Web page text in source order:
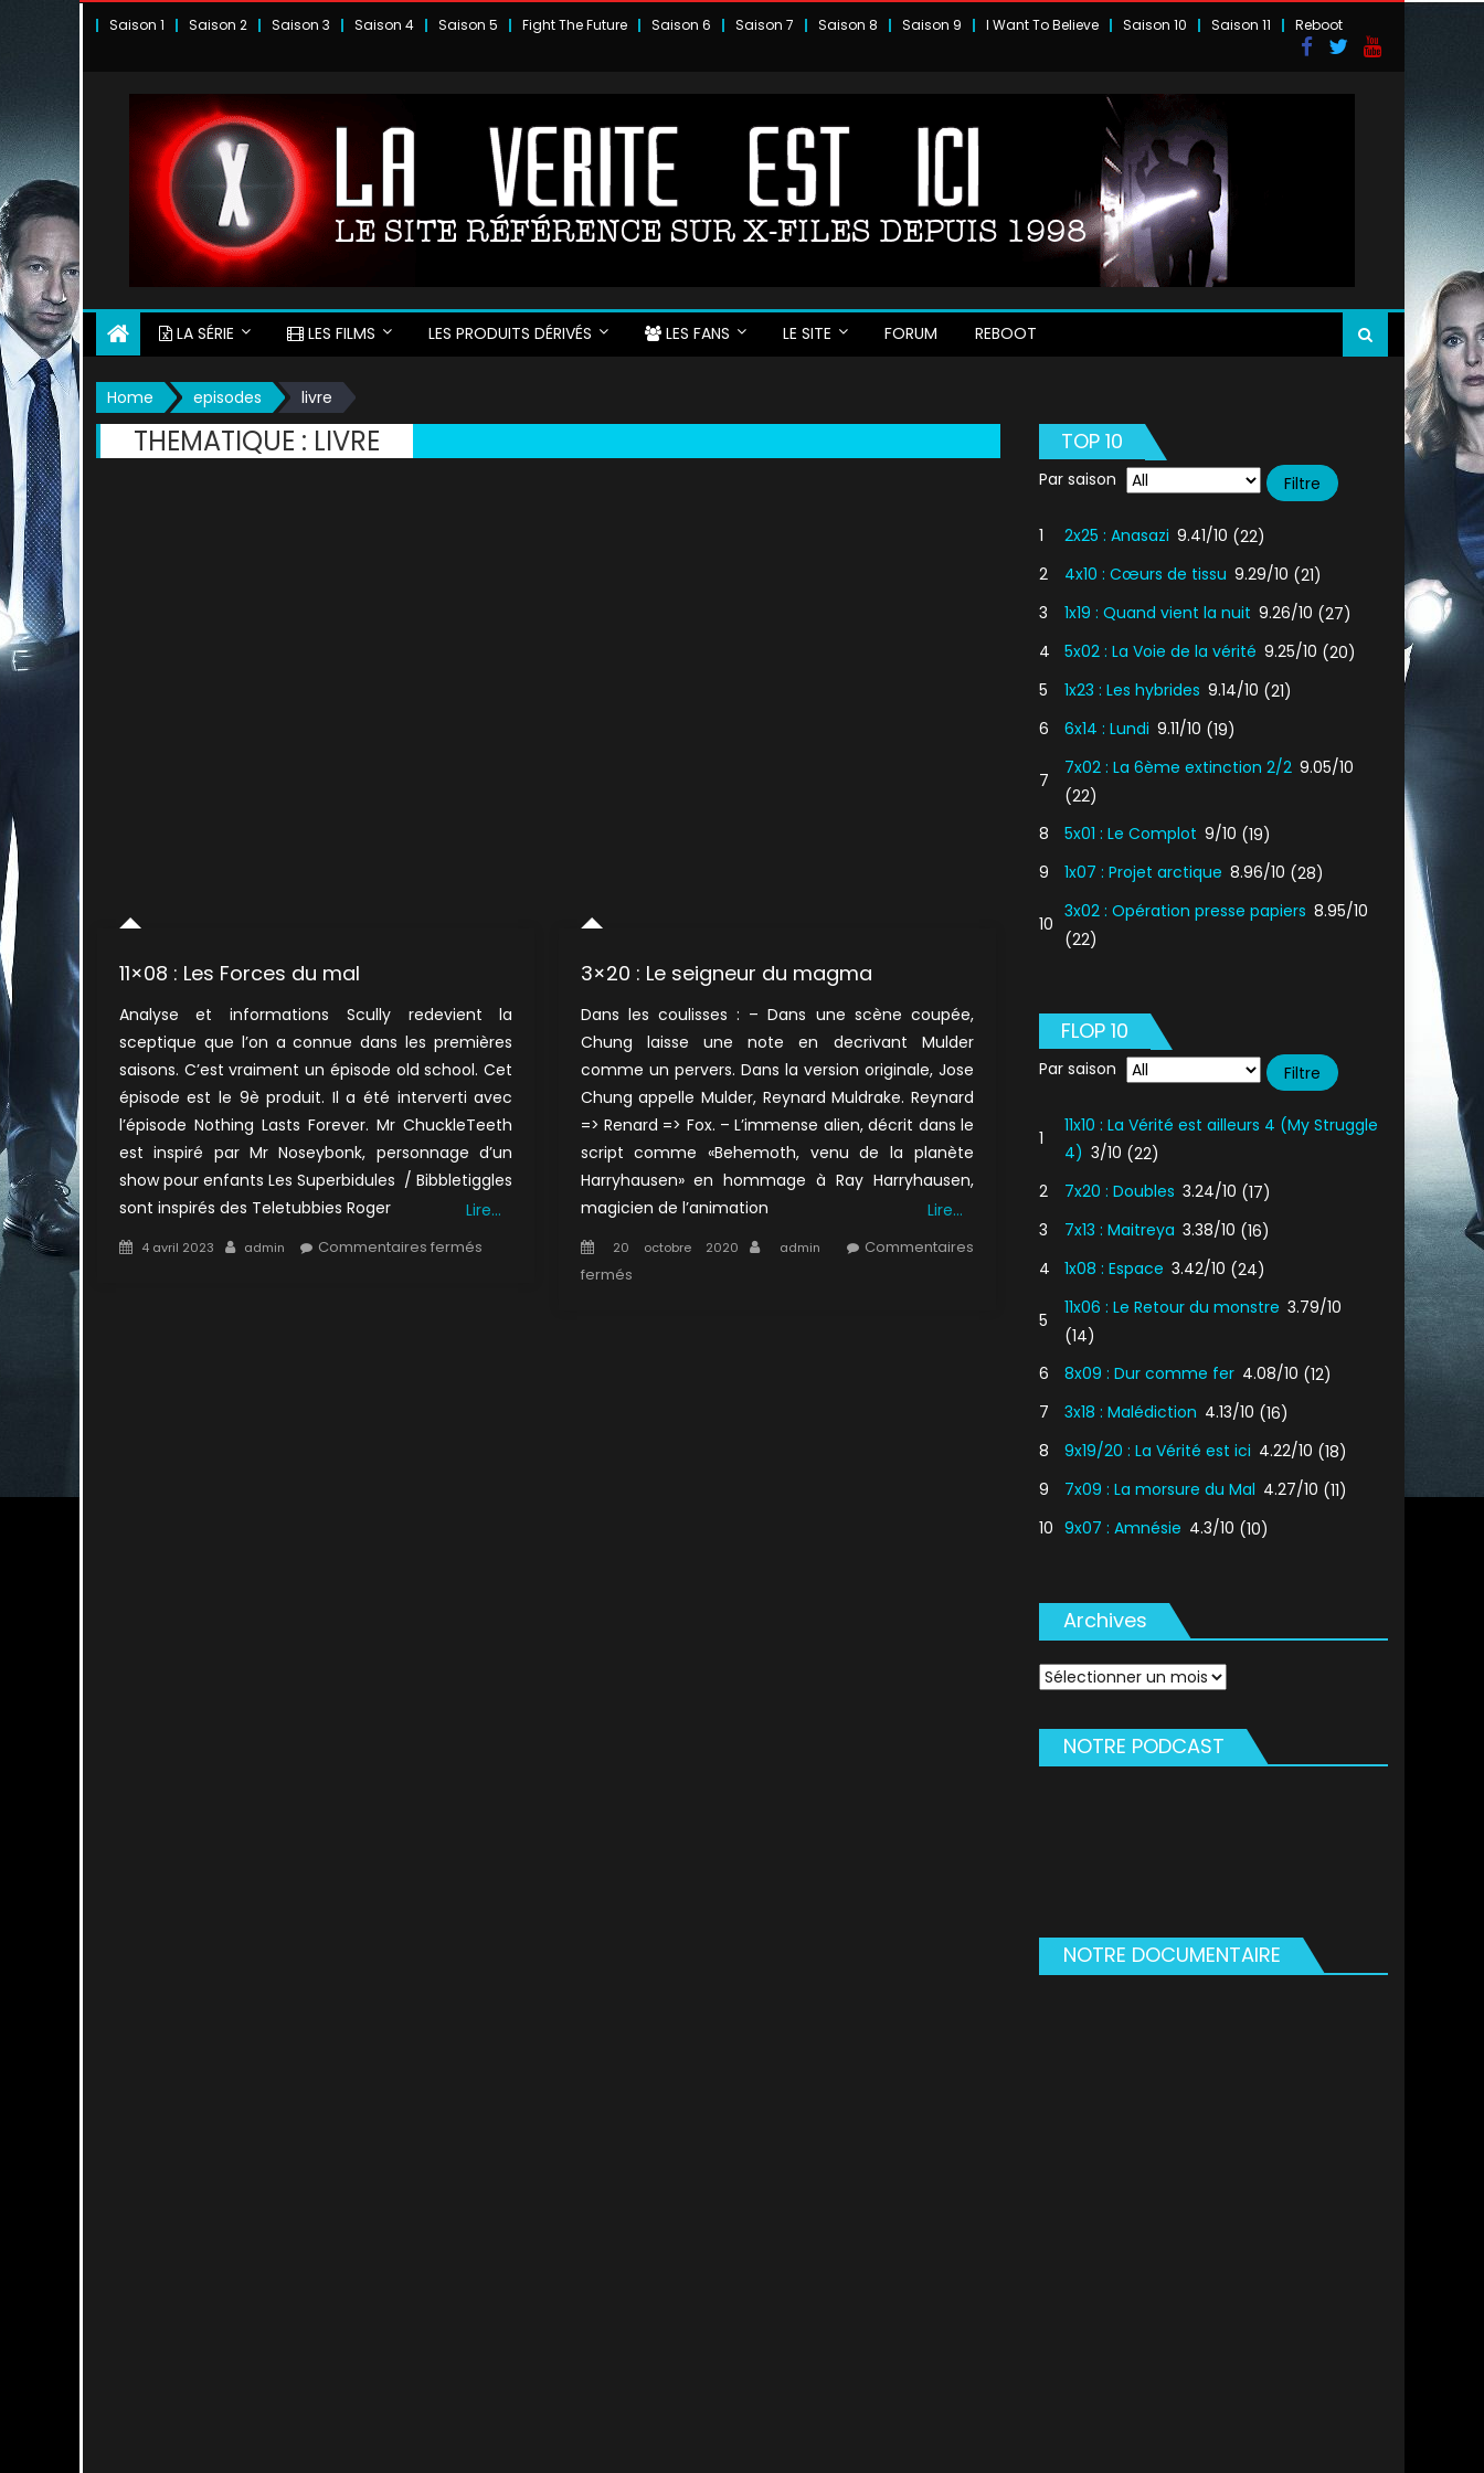
Saison 1 Saison 2 Saison 3 Saison 4 Saison 5 Fight The Future Saison 6 Saison 7 Saison 8 Saison 9 I Want To Believe Saison 10 Saison 11 Reboot
LA SÉRIE LES FILMS LES PRODUITS DÉRIVÉS LES FANS LE SITE FORUM REBOOT
Home episodes livre
THEMATIQUE : LIVRE
11×08 : Les Forces du mal
Analyse et informations Scully redevient la
sceptique que l’on a connue dans les premières
saisons. C’est vraiment un épisode old school. Cet
épisode est le 9è produit. Il a été interverti avec
l’épisode Nothing Lasts Forever. Mr ChuckleTeeth
est inspiré par Mr Noseybonk, personnage d’un
show pour enfants Les Superbidules / Bibbletiggles
sont inspirés des Teletubbies Roger
Lire…
Posted
4 avril 2023 Author
admin Commentaires ferméssur
3×20 : Le seigneur du magma
Dans les coulisses : – Dans une scène coupée,
Chung laisse une note en decrivant Mulder
comme un pervers. Dans la version originale, Jose
Chung appelle Mulder, Reynard Muldrake. Reynard
=> Renard => Fox. – L’immense alien, décrit dans le
script comme «Behemoth, venu de la planète
Harryhausen» en hommage à Ray Harryhausen,
magicien de l’animation
Lire…
Posted
on
20 octobre 2020 Author
admin
Commentaires
ferméssur
TOP 10
Par saison
1 2x25 : Anasazi 9.41/10 (22)
2
4x10 : Cœurs de tissu 9.29/10 (21)
3
1x19 : Quand vient la nuit 9.26/10 (27)
4
5x02 : La Voie de la vérité 9.25/10 (20)
5
1x23 : Les hybrides 9.14/10 (21)
6
6x14 : Lundi 9.11/10 (19)
7
7x02 : La 6ème extinction 2/2 9.05/10
(22)
8
5x01 : Le Complot 9/10 (19)
9
1x07 : Projet arctique 8.96/10 (28)
10
3x02 : Opération presse papiers 8.95/10
(22)
FLOP 10
Par saison
1
11x10 : La Vérité est ailleurs 4 (My Struggle
4) 3/10 (22)
2
7x20 : Doubles 3.24/10 (17)
3
7x13 : Maitreya 3.38/10 (16)
4
1x08 : Espace 3.42/10 (24)
5
11x06 : Le Retour du monstre 3.79/10
(14)
6
8x09 : Dur comme fer 4.08/10 (12)
7
3x18 : Malédiction 4.13/10 (16)
8
9x19/20 : La Vérité est ici 4.22/10 (18)
9
7x09 : La morsure du Mal 4.27/10 (11)
10 9x07 : Amnésie 4.3/10 (10)
Archives
Archives
NOTRE PODCAST
NOTRE DOCUMENTAIRE